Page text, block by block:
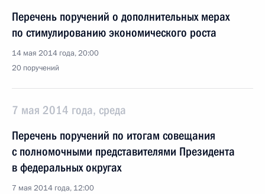
Перечень поручений о дополнительных мерах
по стимулированию экономического роста
14 мая 2014 года, 20:00
20 поручений
7 мая 2014 года, среда
Перечень поручений по итогам совещания
с полномочными представителями Президента
в федеральных округах
7 мая 2014 года, 12:00